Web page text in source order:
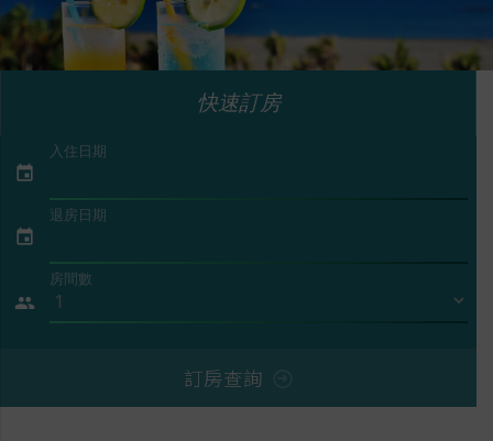
快速訂房
入住日期
event
退房日期
event
房間數
people
訂房查詢